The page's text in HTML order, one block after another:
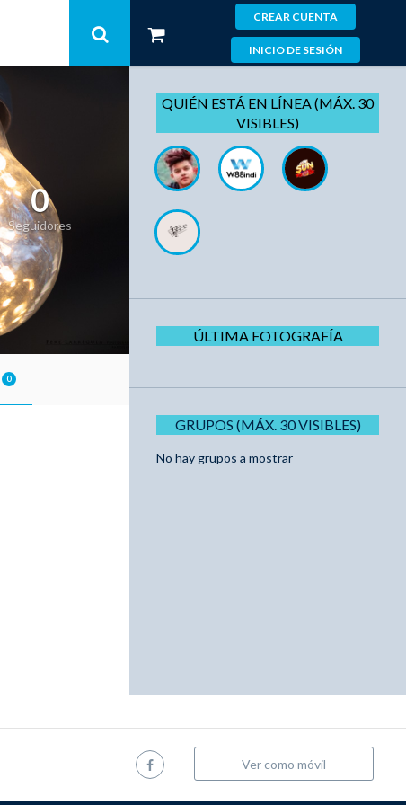
CREAR CUENTA
INICIO DE SESIÓN
0
Seguidores
0
QUIÉN ESTÁ EN LÍNEA (MÁX. 30
VISIBLES)
ÚLTIMA FOTOGRAFÍA
GRUPOS (MÁX. 30 VISIBLES)
No hay grupos a mostrar